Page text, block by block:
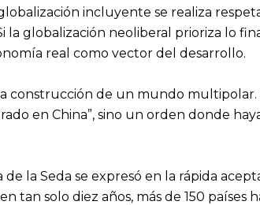
incluyente se realiza
globalización neoliberal prioriza lo
real como vector del desarrollo.
construcción de un mundo multipolar.
en China”, sino un orden donde
la Seda se expresó en la rápida
tan solo diez años, más de 150